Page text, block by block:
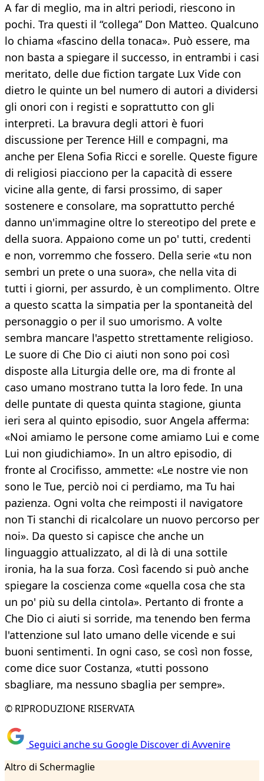
A far di meglio, ma in altri periodi, riescono in
pochi. Tra questi il “collega” Don Matteo. Qualcuno
lo chiama «fascino della tonaca». Può essere, ma
non basta a spiegare il successo, in entrambi i casi
meritato, delle due fiction targate Lux Vide con
dietro le quinte un bel numero di autori a dividersi
gli onori con i registi e soprattutto con gli
interpreti. La bravura degli attori è fuori
discussione per Terence Hill e compagni, ma
anche per Elena Sofia Ricci e sorelle. Queste figure
di religiosi piacciono per la capacità di essere
vicine alla gente, di farsi prossimo, di saper
sostenere e consolare, ma soprattutto perché
danno un'immagine oltre lo stereotipo del prete e
della suora. Appaiono come un po' tutti, credenti
e non, vorremmo che fossero. Della serie «tu non
sembri un prete o una suora», che nella vita di
tutti i giorni, per assurdo, è un complimento. Oltre
a questo scatta la simpatia per la spontaneità del
personaggio o per il suo umorismo. A volte
sembra mancare l'aspetto strettamente religioso.
Le suore di Che Dio ci aiuti non sono poi così
disposte alla Liturgia delle ore, ma di fronte al
caso umano mostrano tutta la loro fede. In una
delle puntate di questa quinta stagione, giunta
ieri sera al quinto episodio, suor Angela afferma:
«Noi amiamo le persone come amiamo Lui e come
Lui non giudichiamo». In un altro episodio, di
fronte al Crocifisso, ammette: «Le nostre vie non
sono le Tue, perciò noi ci perdiamo, ma Tu hai
pazienza. Ogni volta che reimposti il navigatore
non Ti stanchi di ricalcolare un nuovo percorso per
noi». Da questo si capisce che anche un
linguaggio attualizzato, al di là di una sottile
ironia, ha la sua forza. Così facendo si può anche
spiegare la coscienza come «quella cosa che sta
un po' più su della cintola». Pertanto di fronte a
Che Dio ci aiuti si sorride, ma tenendo ben ferma
l'attenzione sul lato umano delle vicende e sui
buoni sentimenti. In ogni caso, se così non fosse,
come dice suor Costanza, «tutti possono
sbagliare, ma nessuno sbaglia per sempre».
© RIPRODUZIONE RISERVATA
Seguici anche su Google Discover di Avvenire
Altro di Schermaglie